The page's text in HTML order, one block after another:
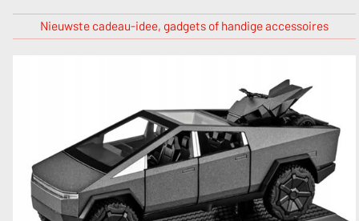
Nieuwste cadeau-idee, gadgets of handige accessoires